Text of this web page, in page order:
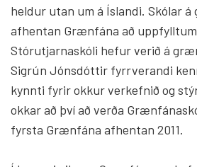
heldur utan um á Íslandi. Skólar
afhentan Grænfána að
Stórutjarnaskóli hefur verið á
Sigrún Jónsdóttir fyrrverandi
kynnti fyrir okkur verkefnið og
okkar að því að verða
fyrsta Grænfána afhentan 2011.